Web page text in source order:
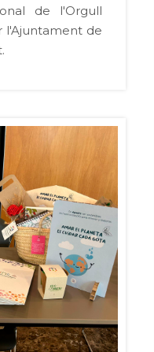
de l'Orgull
l'Ajuntament de